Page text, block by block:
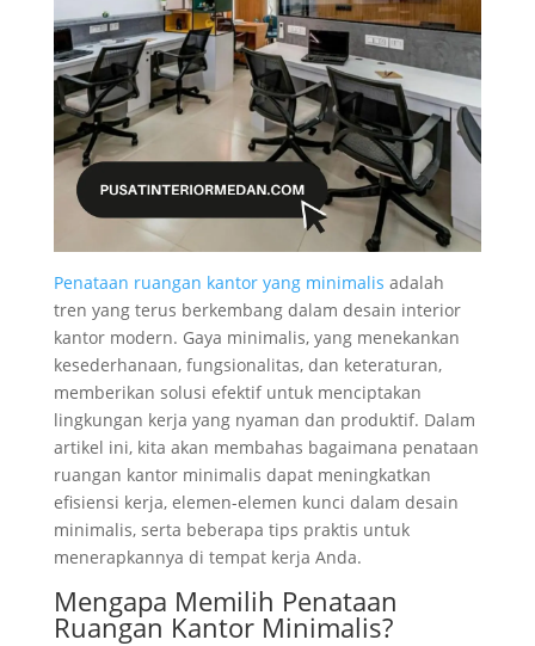
Penataan ruangan kantor yang minimalis adalah
tren yang terus berkembang dalam desain interior
kantor modern. Gaya minimalis, yang menekankan
kesederhanaan, fungsionalitas, dan keteraturan,
memberikan solusi efektif untuk menciptakan
lingkungan kerja yang nyaman dan produktif. Dalam
artikel ini, kita akan membahas bagaimana penataan
ruangan kantor minimalis dapat meningkatkan
efisiensi kerja, elemen-elemen kunci dalam desain
minimalis, serta beberapa tips praktis untuk
menerapkannya di tempat kerja Anda.
Mengapa Memilih Penataan
Ruangan Kantor Minimalis?